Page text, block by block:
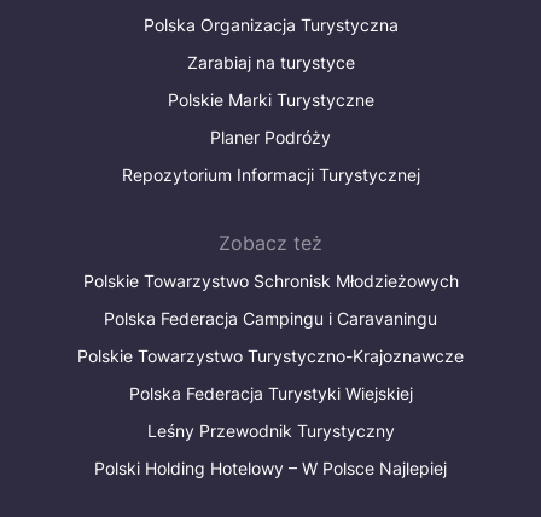
Polska Organizacja Turystyczna
Zarabiaj na turystyce
Polskie Marki Turystyczne
Planer Podróży
Repozytorium Informacji Turystycznej
Zobacz też
Polskie Towarzystwo Schronisk Młodzieżowych
Polska Federacja Campingu i Caravaningu
Polskie Towarzystwo Turystyczno-Krajoznawcze
Polska Federacja Turystyki Wiejskiej
Leśny Przewodnik Turystyczny
Polski Holding Hotelowy – W Polsce Najlepiej